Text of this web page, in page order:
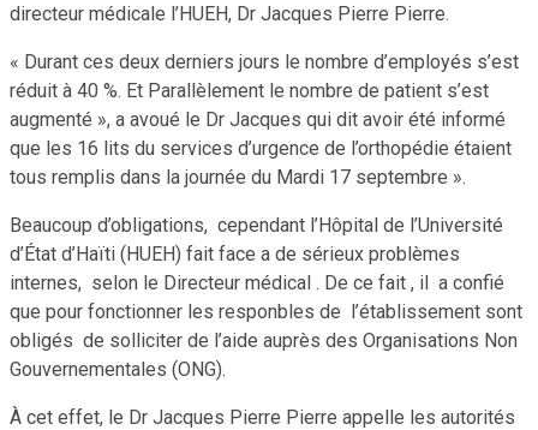
directeur médicale l’HUEH, Dr Jacques Pierre Pierre.
« Durant ces deux derniers jours le nombre d’employés s’est
réduit à 40 %. Et Parallèlement le nombre de patient s’est
augmenté », a avoué le Dr Jacques qui dit avoir été informé
que les 16 lits du services d’urgence de l’orthopédie étaient
tous remplis dans la journée du Mardi 17 septembre ».
Beaucoup d’obligations, cependant l’Hôpital de l’Université
d’État d’Haïti (HUEH) fait face a de sérieux problèmes
internes, selon le Directeur médical . De ce fait , il a confié
que pour fonctionner les responbles de l’établissement sont
obligés de solliciter de l’aide auprès des Organisations Non
Gouvernementales (ONG).
À cet effet, le Dr Jacques Pierre Pierre appelle les autorités